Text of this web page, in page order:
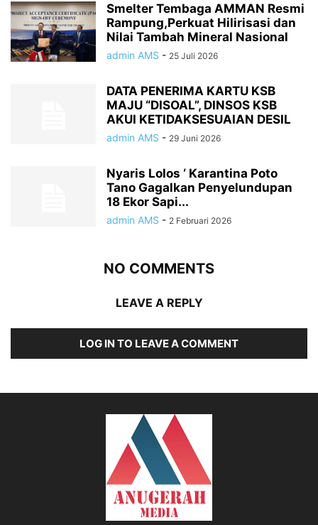
Smelter Tembaga AMMAN Resmi
Rampung,Perkuat Hilirisasi dan
Nilai Tambah Mineral Nasional
admin AMS - 25 Juli 2026
DATA PENERIMA KARTU KSB
MAJU “DISOAL”, DINSOS KSB
AKUI KETIDAKSESUAIAN DESIL
admin AMS - 29 Juni 2026
Nyaris Lolos ‘ Karantina Poto
Tano Gagalkan Penyelundupan
18 Ekor Sapi...
admin AMS - 2 Februari 2026
NO COMMENTS
LEAVE A REPLY
LOG IN TO LEAVE A COMMENT